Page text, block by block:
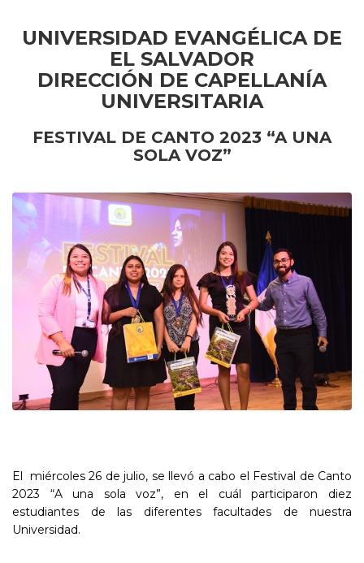
UNIVERSIDAD EVANGÉLICA DE
EL SALVADOR
DIRECCIÓN DE CAPELLANÍA
UNIVERSITARIA
FESTIVAL DE CANTO 2023 “A UNA
SOLA VOZ”
El miércoles 26 de julio, se llevó a cabo el Festival de Canto
2023 “A una sola voz”, en el cuál participaron diez
estudiantes de las diferentes facultades de nuestra
Universidad.